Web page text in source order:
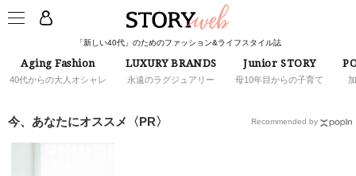
「新しい40代」のためのファッション&ライフスタイル誌
Aging Fashion
40代からの大人オシャレ
LUXURY BRANDS
永遠のラグジュアリー
Junior STORY
母10年目からの子育て
今、あなたにオススメ〈PR〉 Recommended by